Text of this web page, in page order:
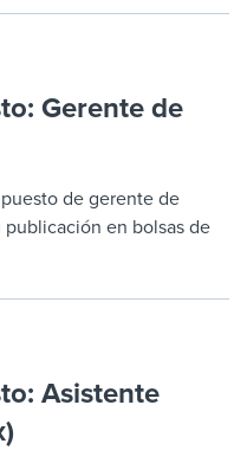
Gerente de
de gerente de
publicación en bolsas de
Asistente